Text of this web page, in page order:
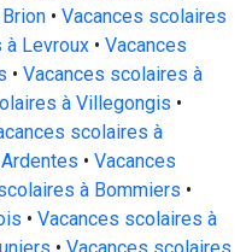
• Vacances scolaires
à Levroux • Vacances
• Vacances scolaires à
à Villegongis •
scolaires à
• Vacances
à Bommiers •
• Vacances scolaires à